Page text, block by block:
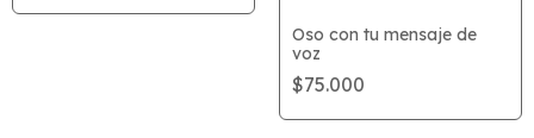
Oso con tu mensaje de
voz
$75.000